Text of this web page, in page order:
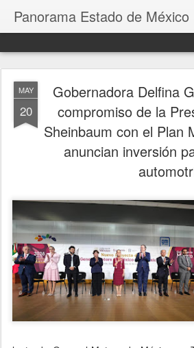
Panorama Estado de México
MAY
20
Gobernadora Delfina
compromiso de la
Sheinbaum con el Plan
anuncian inversión